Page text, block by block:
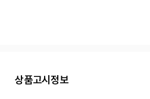
상품고시정보